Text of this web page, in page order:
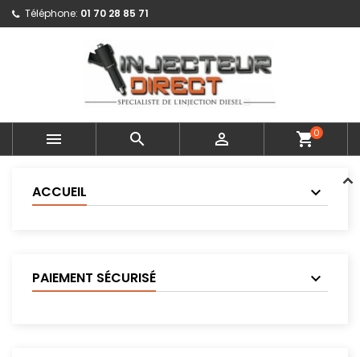
Téléphone: 01 70 28 85 71
   shopping_cart0
ACCUEIL
PAIEMENT SÉCURISÉ